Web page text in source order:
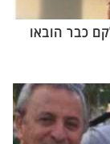
כבר הובאו